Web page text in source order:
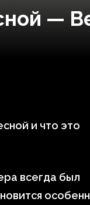
—
и что это
всегда был